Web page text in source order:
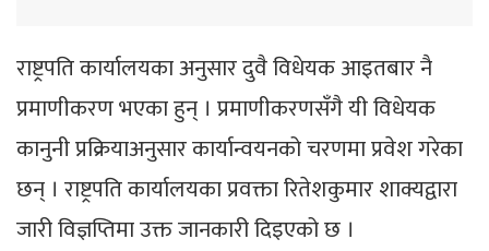
राष्ट्रपति कार्यालयका अनुसार दुवै विधेयक आइतबार नै
प्रमाणीकरण भएका हुन् । प्रमाणीकरणसँगै यी विधेयक
कानुनी प्रक्रियाअनुसार कार्यान्वयनको चरणमा प्रवेश गरेका
छन् । राष्ट्रपति कार्यालयका प्रवक्ता रितेशकुमार शाक्यद्वारा
जारी विज्ञप्तिमा उक्त जानकारी दिइएको छ ।